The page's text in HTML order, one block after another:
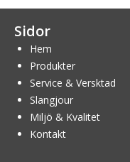
Sidor
Hem
Produkter
Service & Versktad
Slangjour
Miljö & Kvalitet
Kontakt